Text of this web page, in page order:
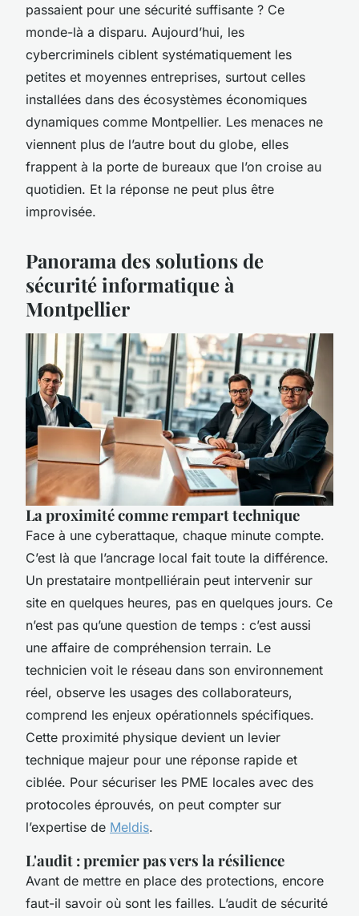
passaient pour une sécurité suffisante ? Ce
monde-là a disparu. Aujourd’hui, les
cybercriminels ciblent systématiquement les
petites et moyennes entreprises, surtout celles
installées dans des écosystèmes économiques
dynamiques comme Montpellier. Les menaces ne
viennent plus de l’autre bout du globe, elles
frappent à la porte de bureaux que l’on croise au
quotidien. Et la réponse ne peut plus être
improvisée.
Panorama des solutions de
sécurité informatique à
Montpellier
La proximité comme rempart technique
Face à une cyberattaque, chaque minute compte.
C’est là que l’ancrage local fait toute la différence.
Un prestataire montpelliérain peut intervenir sur
site en quelques heures, pas en quelques jours. Ce
n’est pas qu’une question de temps : c’est aussi
une affaire de compréhension terrain. Le
technicien voit le réseau dans son environnement
réel, observe les usages des collaborateurs,
comprend les enjeux opérationnels spécifiques.
Cette proximité physique devient un levier
technique majeur pour une réponse rapide et
ciblée. Pour sécuriser les PME locales avec des
protocoles éprouvés, on peut compter sur
l’expertise de Meldis.
L'audit : premier pas vers la résilience
Avant de mettre en place des protections, encore
faut-il savoir où sont les failles. L’audit de sécurité